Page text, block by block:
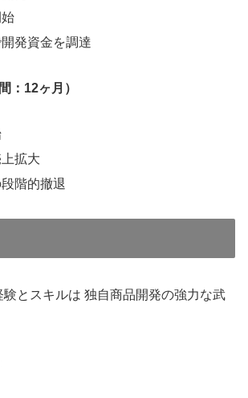
発資金を調達
：12ヶ月）
拡大
階的撤退
とスキルは 独自商品開発の強力な武